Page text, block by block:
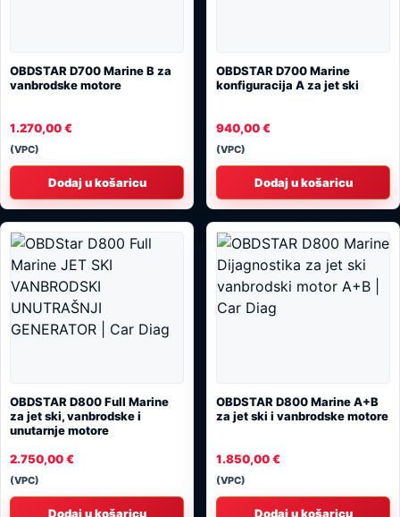
OBDSTAR D700 Marine B za
vanbrodske motore
1.270,00€
(VPC)
Dodaj u košaricu
OBDSTAR D700 Marine
konfiguracija A za jet ski
940,00€
(VPC)
Dodaj u košaricu
OBDSTAR D800 Full Marine
za jet ski, vanbrodske i
unutarnje motore
2.750,00€
(VPC)
Dodaj u košaricu
OBDSTAR D800 Marine A+B
za jet ski i vanbrodske motore
1.850,00€
(VPC)
Dodaj u košaricu